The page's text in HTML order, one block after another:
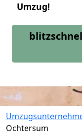
Umzug!
Ochtersum